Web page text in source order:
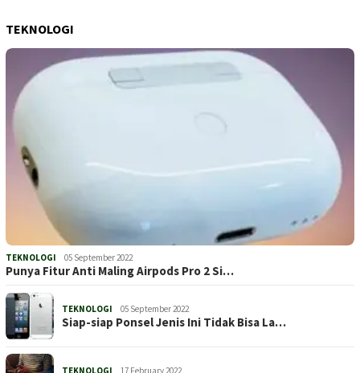
TEKNOLOGI
TEKNOLOGI 05 September 2022
Punya Fitur Anti Maling Airpods Pro 2 Si…
TEKNOLOGI 05 September 2022
Siap-siap Ponsel Jenis Ini Tidak Bisa La…